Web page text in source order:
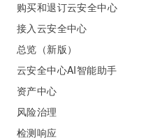
购买和退订云安全中心
接入云安全中心
总览（新版）
云安全中心AI智能助手
资产中心
风险治理
检测响应
数据库
大数据计算
媒体服务
企业服务与云通信
域名与网站
企业出海
政企业务